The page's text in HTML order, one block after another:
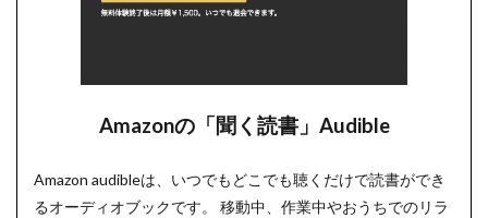
Amazonの「聞く読書」Audible
Amazon audibleは、いつでもどこでも聴くだけで読書ができ
るオーディオブックです。 移動中、作業中やおうちでのリラ